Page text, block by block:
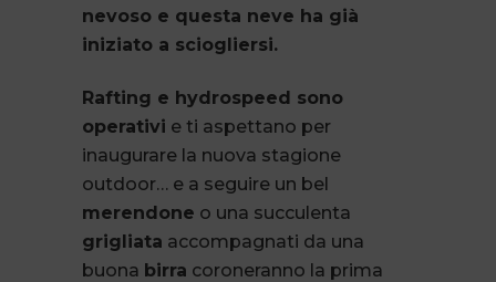
nevoso e questa neve ha già
iniziato a sciogliersi.
Rafting e hydrospeed sono
operativi e ti aspettano per
inaugurare la nuova stagione
outdoor… e a seguire un bel
merendone o una succulenta
grigliata accompagnati da una
buona birra coroneranno la prima